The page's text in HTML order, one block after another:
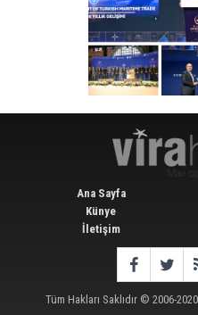
Ana Sayfa
Künye
İletişim
Tüm Hakları Saklıdır © 2006-2020